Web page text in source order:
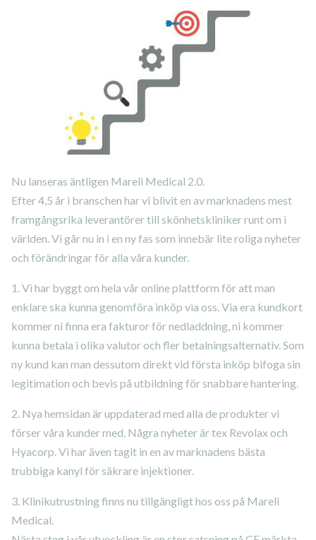
Nu lanseras äntligen Mareli Medical 2.0.
Efter 4,5 år i branschen har vi blivit en av marknadens mest
framgångsrika leverantörer till skönhetskliniker runt om i
världen. Vi går nu in i en ny fas som innebär lite roliga nyheter
och förändringar för alla våra kunder.
1. Vi har byggt om hela vår online plattform för att man
enklare ska kunna genomföra inköp via oss. Via era kundkort
kommer ni finna era fakturor för nedladdning, ni kommer
kunna betala i olika valutor och fler betalningsalternativ. Som
ny kund kan man dessutom direkt vid första inköp bifoga sin
legitimation och bevis på utbildning för snabbare hantering.
2. Nya hemsidan är uppdaterad med alla de produkter vi
förser våra kunder med. Några nyheter är tex Revolax och
Hyacorp. Vi har även tagit in en av marknadens bästa
trubbiga kanyl för säkrare injektioner.
3. Klinikutrustning finns nu tillgängligt hos oss på Mareli
Medical.